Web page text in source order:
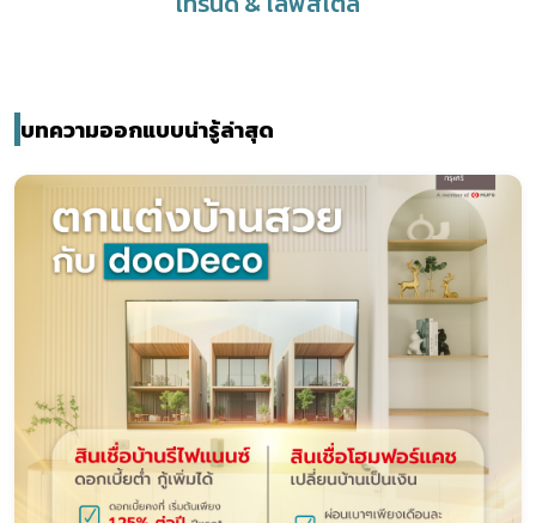
บทความออกแบบน่ารู้ล่าสุด